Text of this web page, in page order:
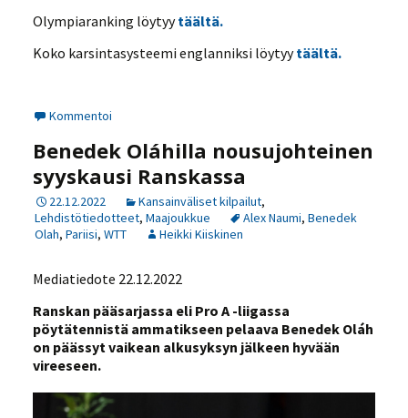
Olympiaranking löytyytäältä.
Koko karsintasysteemi englanniksi löytyytäältä.
Kommentoi
Benedek Oláhilla nousujohteinen
syyskausi Ranskassa
22.12.2022 Kansainväliset kilpailut,
Lehdistötiedotteet, Maajoukkue Alex Naumi, Benedek
Olah, Pariisi, WTT Heikki Kiiskinen
Mediatiedote 22.12.2022
Ranskan pääsarjassa eli Pro A -liigassa
pöytätennistä ammatikseen pelaava Benedek Oláh
on päässyt vaikean alkusyksyn jälkeen hyvään
vireeseen.